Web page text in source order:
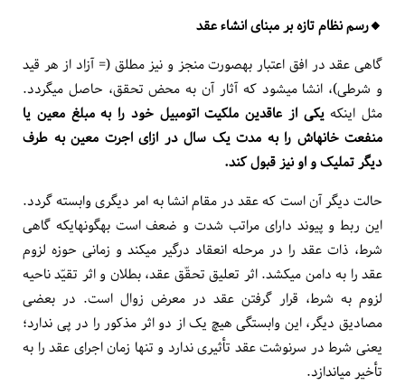
🔸️رسم نظام تازه بر مبنای انشاء عقد
گاهی عقد در افق اعتبار به­صورت منجز و نیز مطلق (= آزاد از هر قید
و شرطی)، انشا می­شود که آثار آن به محض تحقق، حاصل می­گردد.
مثل این­کهیکی از عاقدین ملکیت اتومبیل خود را به مبلغ معین یا
منفعت خانه­اش را به مدت یک سال در ازای اجرت معین به طرف
دیگر تملیک و او نیز قبول کند.
حالت دیگر آن است که عقد در مقام انشا به امر دیگری وابسته گردد.
این ربط و پیوند دارای مراتب شدت و ضعف است به­گونه­ای­که گاهی
شرط، ذات عقد را در مرحله انعقاد درگیر می­کند و زمانی حوزه لزوم
عقد را به دامن می­کشد. اثر تعلیق تحقّق عقد، بطلان و اثر تقیّد ناحیه
لزوم به شرط، قرار گرفتن عقد در معرض زوال است. در بعضی
مصادیق دیگر، این وابستگی هیچ یک از دو اثر مذکور را در پی ندارد؛
یعنی شرط در سرنوشت عقد تأثیری ندارد و تنها زمان اجرای عقد را به
تأخیر می­اندازد.